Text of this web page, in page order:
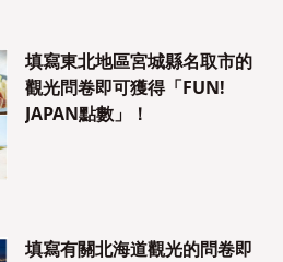
填寫東北地區宮城縣名取市的
觀光問卷即可獲得「FUN!
JAPAN點數」！
填寫有關北海道觀光的問卷即